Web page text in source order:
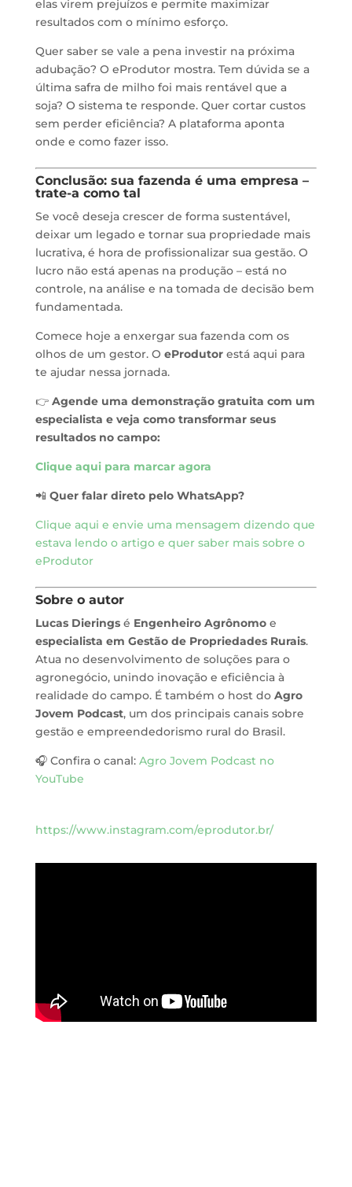
elas virem prejuízos e permite maximizar
resultados com o mínimo esforço.
Quer saber se vale a pena investir na próxima
adubação? O eProdutor mostra. Tem dúvida se a
última safra de milho foi mais rentável que a
soja? O sistema te responde. Quer cortar custos
sem perder eficiência? A plataforma aponta
onde e como fazer isso.
Conclusão: sua fazenda é uma empresa –
trate-a como tal
Se você deseja crescer de forma sustentável,
deixar um legado e tornar sua propriedade mais
lucrativa, é hora de profissionalizar sua gestão. O
lucro não está apenas na produção – está no
controle, na análise e na tomada de decisão bem
fundamentada.
Comece hoje a enxergar sua fazenda com os
olhos de um gestor. O eProdutorestá aqui para
te ajudar nessa jornada.
👉 Agende uma demonstração gratuita com um
especialista e veja como transformar seus
resultados no campo:
Clique aqui para marcar agora
📲 Quer falar direto pelo WhatsApp?
Clique aqui e envie uma mensagem dizendo que
estava lendo o artigo e quer saber mais sobre o
eProdutor
Sobre o autor
Lucas Dieringsé Engenheiro Agrônomoe
especialista em Gestão de Propriedades Rurais.
Atua no desenvolvimento de soluções para o
agronegócio, unindo inovação e eficiência à
realidade do campo. É também o host do Agro
Jovem Podcast, um dos principais canais sobre
gestão e empreendedorismo rural do Brasil.
🎧 Confira o canal: Agro Jovem Podcast no
YouTube
https://www.instagram.com/eprodutor.br/